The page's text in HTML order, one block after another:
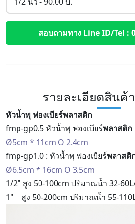
สอบถามทาง Line ID/Tel :
รายละเอียดสินค้
หัวน้ำพุ ฟองเบียร์พลาสติก
fmp-gp0.5 หัวน้ำพุ ฟองเบียร์พลาสติก
Ø5cm * 11cm O 2.4cm
fmp-gp1.0 : หัวน้ำพุ ฟองเบียร์พลาสติ
Ø6.5cm * 16cm O 3.5cm
1/2" สูง 50-100cm ปริมาณน้ำ 32-
1" สูง 50-200cm ปริมาณน้ำ 55-